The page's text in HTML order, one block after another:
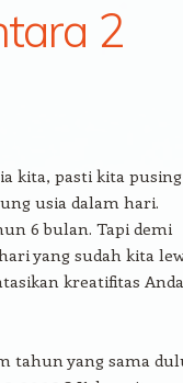
2
kita, pasti kita
usia dalam hari.
6 bulan. Tapi demi
yang sudah kita
kreatifitas Anda
tahun yang sama